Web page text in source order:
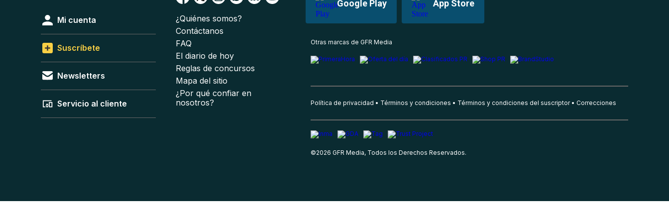
Google Play App Store
Mi cuenta
Suscríbete
Newsletters
Servicio al cliente
¿Quiénes somos?
Contáctanos
FAQ
El diario de hoy
Reglas de concursos
Mapa del sitio
¿Por qué confiar en
nosotros?
Otras marcas de GFR Media
Política de privacidad Términos y condiciones Términos y condiciones del suscriptor Correcciones
©2026 GFR Media, Todos los Derechos Reservados.